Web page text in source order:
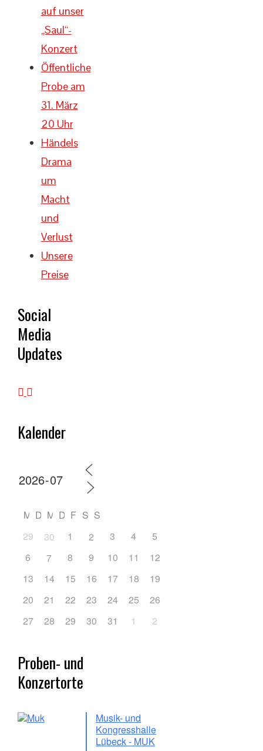
auf unser
„Saul“-
Konzert
Öffentliche
Probe am
31. März
20 Uhr
Händels
Drama
um
Macht
und
Verlust
Unsere
Preise
Social
Media
Updates
Kalender
M D M D F S S
29
30 1 2 3 4
5
6
7 8 9 10 11
12
13
14 15 16 17 18
19
20
21 22 23 24 25
26
27
28 29 30 31 1 2
Proben- und
Konzertorte
Musik- und
Kongresshalle
Lübeck - MUK